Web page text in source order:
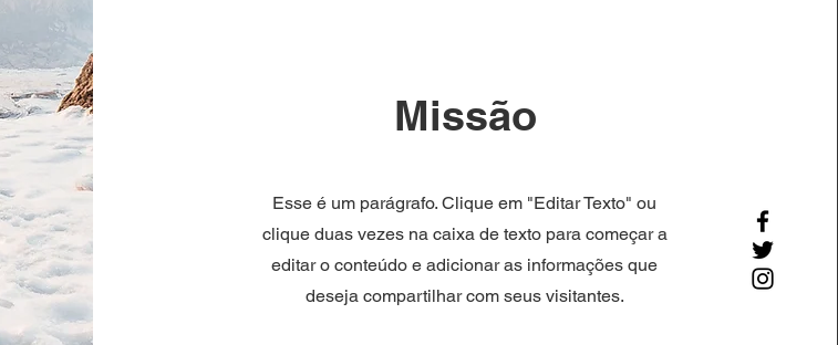
Missão
​Esse é um parágrafo. Clique em "Editar Texto" ou
clique duas vezes na caixa de texto para começar a
editar o conteúdo e adicionar as informações que
deseja compartilhar com seus visitantes.